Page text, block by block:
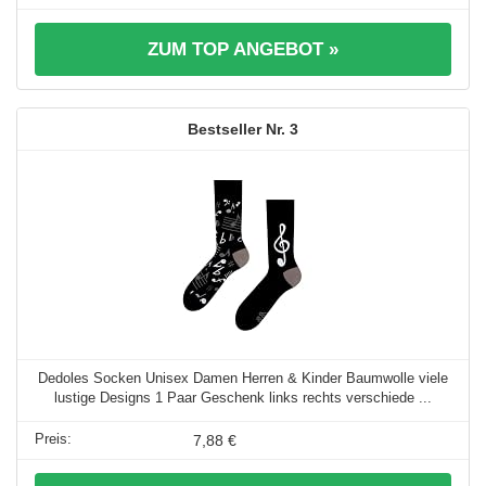
ZUM TOP ANGEBOT »
3
Dedoles Socken Unisex Damen Herren & Kinder Baumwolle viele
lustige Designs 1 Paar Geschenk links rechts verschiede ...
7,88 €